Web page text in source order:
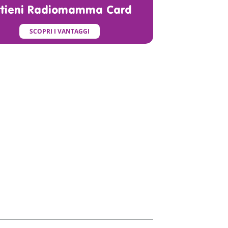
Radiomamma Card
SCOPRI I VANTAGGI